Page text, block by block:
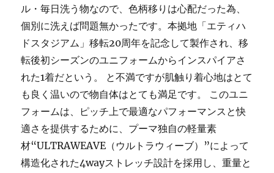
ル・毎日洗う物なので、色柄移りは心配だった為、
個別に洗えば問題無かったです。本拠地「エティハ
ドスタジアム」移転20周年を記念して製作され、移
転後初シーズンのユニフォームからインスパイアさ
れた1着だという。 と不満ですが肌触り着心地はとて
も良く温いので物自体はとても満足です。 このユニ
フォームは、ピッチ上で最適なパフォーマンスと快
適さを提供するために、プーマ独自の軽量素
材“ULTRAWEAVE（ウルトラウィーブ）”によって
構造化された4wayストレッチ設計を採用し、重量と